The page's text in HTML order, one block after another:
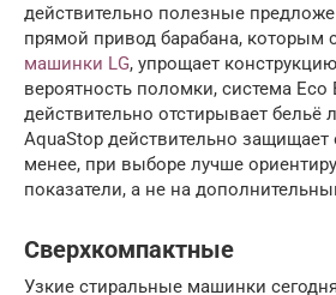
действительно полезные
прямой привод барабана, которым
машинки LG, упрощает
вероятность поломки, система Eco
действительно отстирывает бельё
AquaStop действительно защищает
менее, при выборе лучше
показатели, а не на
Сверхкомпактные
Узкие стиральные машинки